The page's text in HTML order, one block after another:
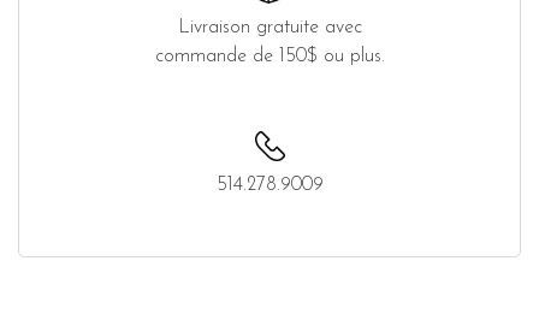
Livraison gratuite avec
commande de 150$ ou plus.
514.278.9009